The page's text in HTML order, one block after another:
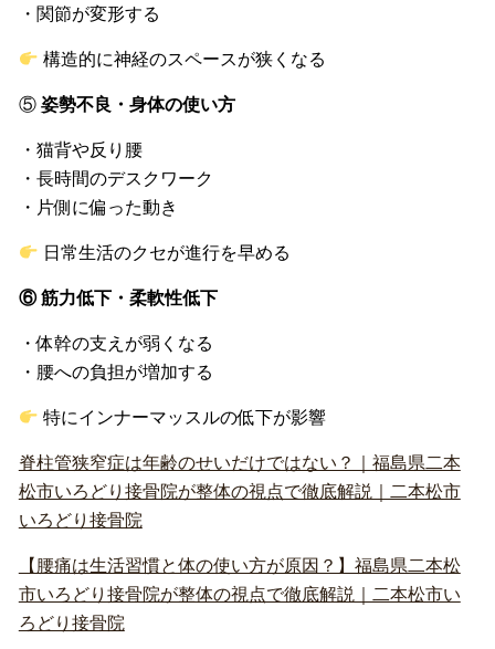
・関節が変形する
構造的に神経のスペースが狭くなる
⑤姿勢不良・身体の使い方
・猫背や反り腰
・長時間のデスクワーク
・片側に偏った動き
日常生活のクセが進行を早める
⑥ 筋力低下・柔軟性低下
・体幹の支えが弱くなる
・腰への負担が増加する
特にインナーマッスルの低下が影響
脊柱管狭窄症は年齢のせいだけではない？｜福島県二本
松市いろどり接骨院が整体の視点で徹底解説｜二本松市
いろどり接骨院
【腰痛は生活習慣と体の使い方が原因？】福島県二本松
市いろどり接骨院が整体の視点で徹底解説｜二本松市い
ろどり接骨院